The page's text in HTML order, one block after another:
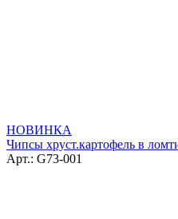
НОВИНКА
Чипсы хруст.картофель в
Арт.: G73-001